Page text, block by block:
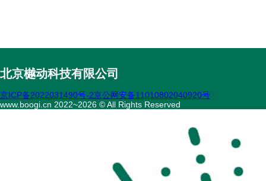
北京樾动科技有限公司
京ICP备2022031490号-2京公网安备11010802040920号
www.boogi.cn 2022~2026 © All Rights Reserved